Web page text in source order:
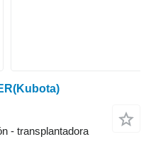
- transplantadora